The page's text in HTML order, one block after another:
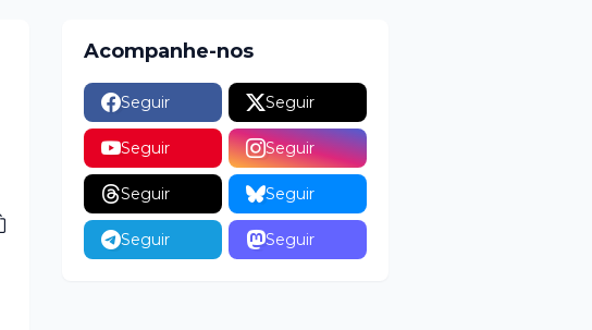
Acompanhe-nos
Seguir Seguir
Seguir Seguir
Seguir Seguir
Seguir Seguir